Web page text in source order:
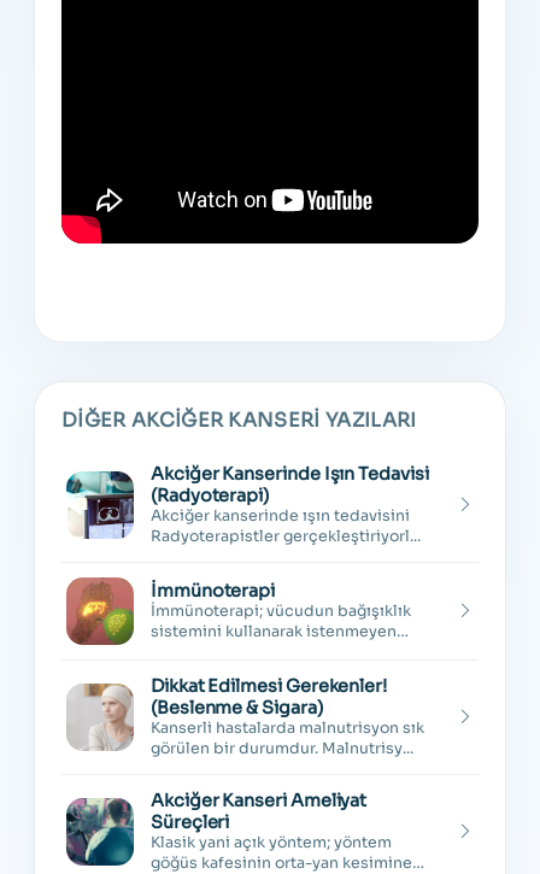
DIĞER AKCIĞER KANSERI YAZILARI
Akciğer Kanserinde Işın Tedavisi
(Radyoterapi)
Akciğer kanserinde ışın tedavisini
Radyoterapistler gerçekleştiriyorl...
İmmünoterapi
İmmünoterapi; vücudun bağışıklık
sistemini kullanarak istenmeyen
Dikkat Edilmesi Gerekenler!
(Beslenme & Sigara)
Kanserli hastalarda malnutrisyon sık
görülen bir durumdur. Malnutrisy...
Akciğer Kanseri Ameliyat
Süreçleri
Klasik yani açık yöntem; yöntem
göğüs kafesinin orta-yan kesimine